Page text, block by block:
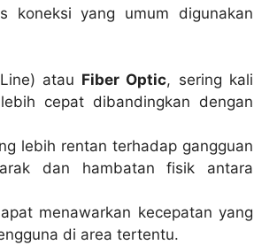
koneksi yang umum digunakan
atau Fiber Optic, sering kali
cepat dibandingkan dengan
lebih rentan terhadap gangguan
dan hambatan fisik antara
menawarkan kecepatan yang
di area tertentu.